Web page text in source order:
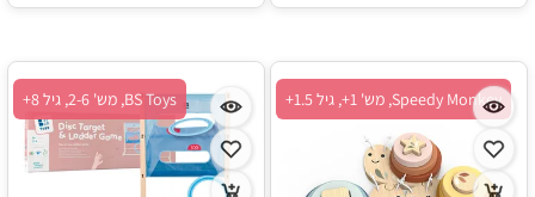
Speedy Monkey, מש' 1+, גיל 1.5+ BS Toys, מש' 2-6, גיל 8+